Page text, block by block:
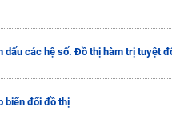
dấu các hệ số. Đồ thị hàm trị tuyệt
biến đổi đồ thị